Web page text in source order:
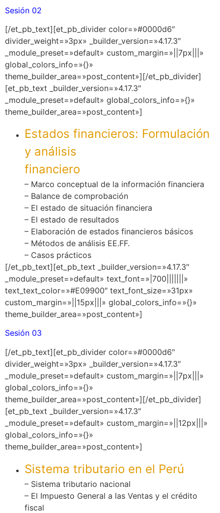
Sesión 02
[/et_pb_text][et_pb_divider color=»#0000d6″
divider_weight=»3px» _builder_version=»4.17.3″
_module_preset=»default» custom_margin=»||7px|||»
global_colors_info=»{}»
theme_builder_area=»post_content»][/et_pb_divider]
[et_pb_text _builder_version=»4.17.3″
_module_preset=»default» global_colors_info=»{}»
theme_builder_area=»post_content»]
Estados financieros: Formulación
y análisis
financiero
– Marco conceptual de la información financiera
– Balance de comprobación
– El estado de situación financiera
– El estado de resultados
– Elaboración de estados financieros básicos
– Métodos de análisis EE.FF.
– Casos prácticos
[/et_pb_text][et_pb_text _builder_version=»4.17.3″
_module_preset=»default» text_font=»|700|||||||»
text_text_color=»#E09900″ text_font_size=»31px»
custom_margin=»||15px|||» global_colors_info=»{}»
theme_builder_area=»post_content»]
Sesión 03
[/et_pb_text][et_pb_divider color=»#0000d6″
divider_weight=»3px» _builder_version=»4.17.3″
_module_preset=»default» custom_margin=»||7px|||»
global_colors_info=»{}»
theme_builder_area=»post_content»][/et_pb_divider]
[et_pb_text _builder_version=»4.17.3″
_module_preset=»default» custom_margin=»||12px|||»
global_colors_info=»{}»
theme_builder_area=»post_content»]
Sistema tributario en el Perú
– Sistema tributario nacional
– El Impuesto General a las Ventas y el crédito
fiscal